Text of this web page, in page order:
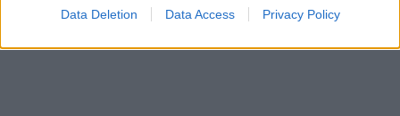
Data Deletion Data Access Privacy Policy